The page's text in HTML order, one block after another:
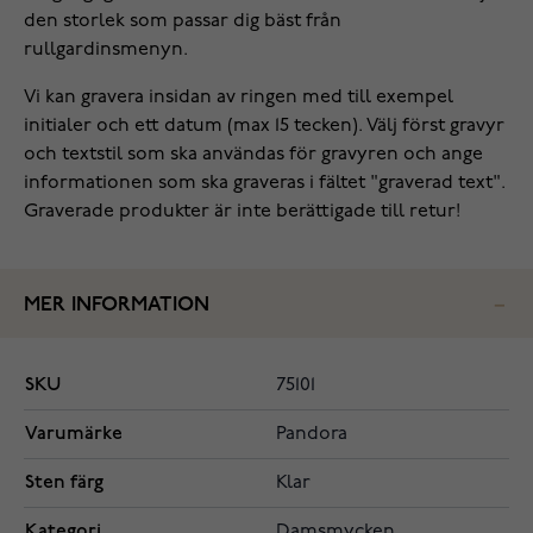
den storlek som passar dig bäst från
rullgardinsmenyn.
Vi kan gravera insidan av ringen med till exempel
initialer och ett datum (max 15 tecken). Välj först gravyr
och textstil som ska användas för gravyren och ange
informationen som ska graveras i fältet "graverad text".
Graverade produkter är inte berättigade till retur!
MER INFORMATION
SKU 75101
Varumärke Pandora
Sten färg Klar